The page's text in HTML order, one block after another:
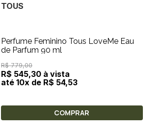
TOUS
Perfume Feminino Tous LoveMe Eau
de Parfum 90 ml
R$ 779,00
R$ 545,30 à vista
até 10x de R$ 54,53
COMPRAR